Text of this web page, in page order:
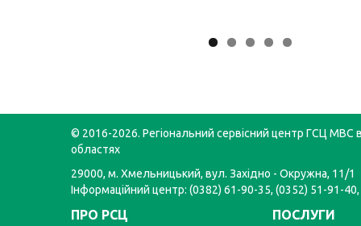
© 2016-2026. Регіональний сервісний центр ГСЦ МВС
областях
29000, м. Хмельницький, вул. Західно - Окружна, 11/1
Інформаційний центр: (0382) 61-90-35, (0352) 51-91-
ПРО РСЦ ПОСЛУГИ